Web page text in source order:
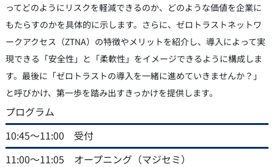
ってどのようにリスクを軽減できるのか、どのような価値を企業に
もたらすのかを具体的に示します。さらに、ゼロトラストネットワ
ークアクセス（ZTNA）の特徴やメリットを紹介し、導入によって実
現できる「安全性」と「柔軟性」をイメージできるように構成しま
す。最後に「ゼロトラストの導入を一緒に進めていきませんか？」
と呼びかけ、第一歩を踏み出すきっかけを提供します。
プログラム
10:45～11:00 受付
11:00～11:05 オープニング（マジセミ）